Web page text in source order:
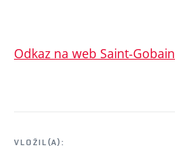
Odkaz na web Saint-Gobain
VLOŽIL(A):